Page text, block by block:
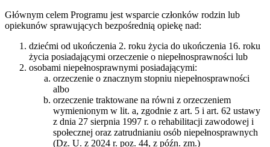
Głównym celem Programu jest wsparcie członków rodzin lub
opiekunów sprawujących bezpośrednią opiekę nad:
dziećmi od ukończenia 2. roku życia do ukończenia 16. roku
życia posiadającymi orzeczenie o niepełnosprawności lub
osobami niepełnosprawnymi posiadającymi:
orzeczenie o znacznym stopniu niepełnosprawności
albo
orzeczenie traktowane na równi z orzeczeniem
wymienionym w lit. a, zgodnie z art. 5 i art. 62 ustawy
z dnia 27 sierpnia 1997 r. o rehabilitacji zawodowej i
społecznej oraz zatrudnianiu osób niepełnosprawnych
(Dz. U. z 2024 r. poz. 44, z późn. zm.)